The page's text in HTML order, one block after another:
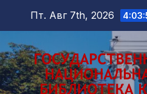
Перейти
содержимому
Пт. Авг 7th, 2026